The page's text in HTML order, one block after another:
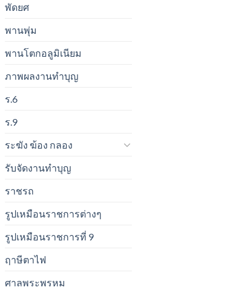
พัดยศ
พานพุ่ม
พานโตกอลูมิเนียม
ภาพผลงานทำบุญ
ร.6
ร.9
ระฆัง ฆ้อง กลอง
รับจัดงานทำบุญ
ราชรถ
รูปเหมือนราชการต่างๆ
รูปเหมือนราชการที่ 9
ฤาษีตาไฟ
ศาลพระพรหม